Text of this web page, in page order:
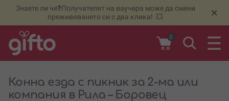
Знаете ли че❓Получателят на ваучера може да смени
преживяването си с два клика! 💥
×
0
Конна езда с пикник за 2-ма или
компания в Рила – Боровец